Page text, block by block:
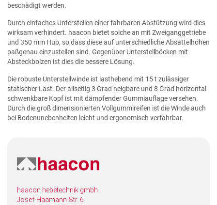
beschädigt werden.
Durch einfaches Unterstellen einer fahrbaren Abstützung wird dies
wirksam verhindert. haacon bietet solche an mit Zweiganggetriebe
und 350 mm Hub, so dass diese auf unterschiedliche Absattelhöhen
paßgenau einzustellen sind. Gegenüber Unterstellböcken mit
Absteckbolzen ist dies die bessere Lösung.
Die robuste Unterstellwinde ist lasthebend mit 15 t zulässiger
statischer Last. Der allseitig 3 Grad neigbare und 8 Grad horizontal
schwenkbare Kopf ist mit dämpfender Gummiauflage versehen.
Durch die groß dimensionierten Vollgummireifen ist die Winde auch
bei Bodenunebenheiten leicht und ergonomisch verfahrbar.
haacon hebetechnik gmbh
Josef-Haamann-Str. 6